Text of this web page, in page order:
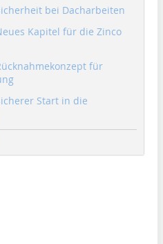
Foto: Zimmerei Greinwald
bei Dacharbeiten
Kapitel für die Zinco
für
Start in die